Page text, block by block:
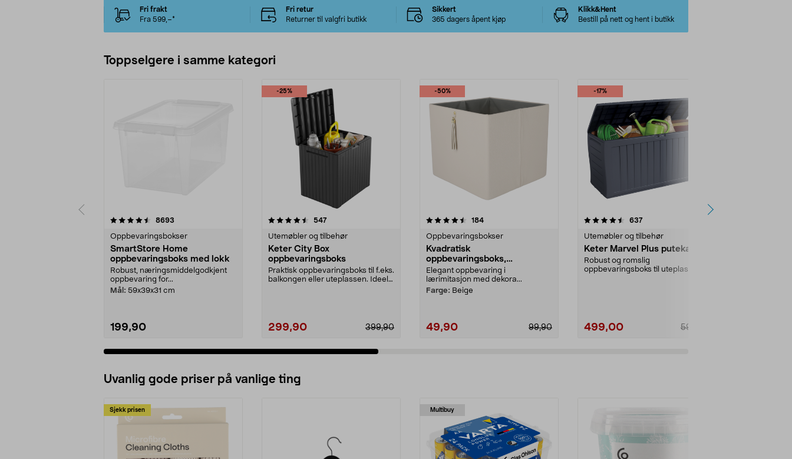
Fri frakt
Fra 599,–*
Fri retur
Returner til valgfri butikk
Sikkert
365 dagers åpent kjøp
Klikk&Hent
Bestill på nett og hent i butikk
Toppselgere i samme kategori
8693
Oppbevaringsbokser
SmartStore Home
oppbevaringsboks med lokk
Robust, næringsmiddelgodkjent
oppbevaring for...
Mål: 59x39x31 cm
199,90
-25%
4.5 av 5 stjerner 547anmeldelser
Utemøbler og tilbehør
Keter City Box
oppbevaringsboks
Praktisk oppbevaringsboks til f.eks.
balkongen eller uteplassen. Ideell
299,90 399,90
-50%
4.5 av 5 stjerner 184anmeldelser
Oppbevaringsbokser
Kvadratisk
oppbevaringsboks,
lærimitasjon
Elegant oppbevaring i
lærimitasjon med dekora...
Farge: Beige
49,90 99,90
-17%
4.5 av 5 stjerner 637anmeldelser
Utemøbler og tilbehør
Keter Marvel Plus putekasse
Robust og romslig
oppbevaringsboks til uteplassen
499,00 599,00
4.5 av 5 stjerner
Uvanlig gode priser på vanlige ting
Sjekk prisen Multibuy